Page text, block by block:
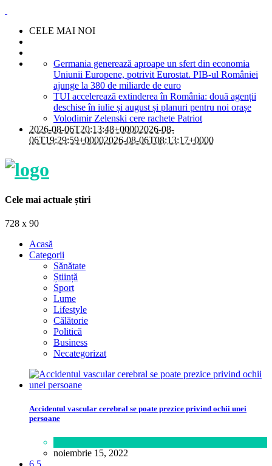
CELE MAI NOI
Germania generează aproape un sfert din economia
Uniunii Europene, potrivit Eurostat. PIB-ul României
ajunge la 380 de miliarde de euro
TUI accelerează extinderea în România: două agenții
deschise în iulie și august și planuri pentru noi orașe
Volodimir Zelenski cere rachete Patriot
2026-08-06T20:13:48+00002026-08-
06T19:29:59+00002026-08-06T08:13:17+0000
Cele mai actuale știri
728 x 90
Acasă
Categorii
Sănătate
Știință
Sport
Lume
Lifestyle
Călătorie
Politică
Business
Necategorizat
Accidentul vascular cerebral se poate prezice privind ochii unei
persoane
noiembrie 15, 2022